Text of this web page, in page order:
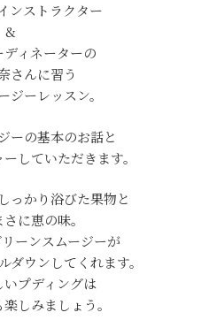
ンストラクター
&
ィネーターの
さんに習う
ジーレッスン。
ーの基本のお話と
していただきます。
っかり浴びた果物と
に恵の味。
ーンスムージーが
ダウンしてくれます。
いプディングは
しみましょう。